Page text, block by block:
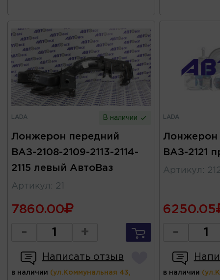
LADA В наличии
Лонжерон передний
ВАЗ-2108-2109-2113-2114-
2115 левый АвтоВаз
Артикул : 21
7860.00
- +
Написать отзыв
в наличии (ул.Коммунальная 43,
LADA
Лонжерон
ВАЗ-2121
Артикул :
6250.05
-
в наличии